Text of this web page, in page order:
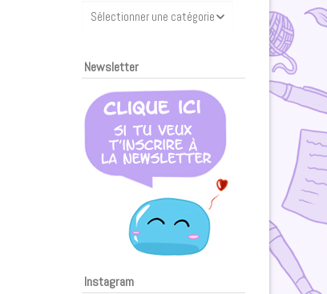
Newsletter
Instagram